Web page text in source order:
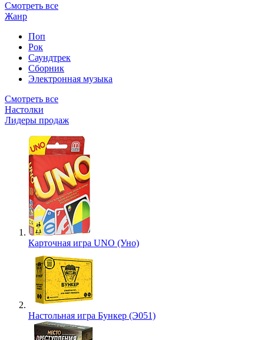
Смотреть все
Жанр
Поп
Рок
Саундтрек
Сборник
Электронная музыка
Смотреть все
Настолки
Лидеры продаж
Карточная игра UNO (Уно)
Настольная игра Бункер (Э051)